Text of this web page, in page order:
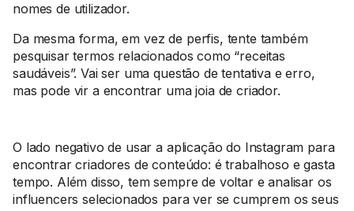
nomes de utilizador.
Da mesma forma, em vez de perfis, tente também
pesquisar termos relacionados como “receitas
saudáveis”. Vai ser uma questão de tentativa e erro,
mas pode vir a encontrar uma joia de criador.
O lado negativo de usar a aplicação do Instagram para
encontrar criadores de conteúdo: é trabalhoso e gasta
tempo. Além disso, tem sempre de voltar e analisar os
influencers selecionados para ver se cumprem os seus